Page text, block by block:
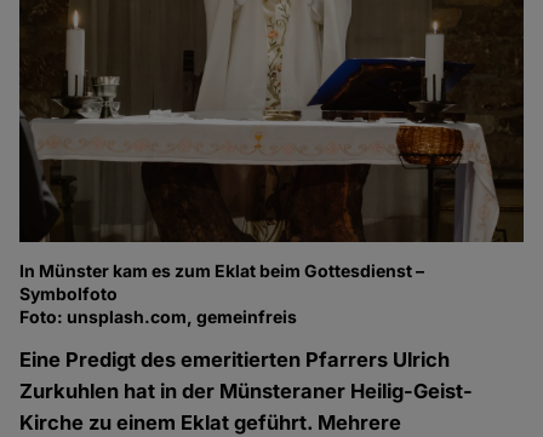
In Münster kam es zum Eklat beim Gottesdienst –
Symbolfoto
Foto: unsplash.com, gemeinfreis
Eine Predigt des emeritierten Pfarrers Ulrich
Zurkuhlen hat in der Münsteraner Heilig-Geist-
Kirche zu einem Eklat geführt. Mehrere